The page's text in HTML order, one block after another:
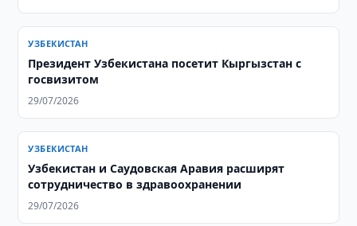
УЗБЕКИСТАН
Президент Узбекистана посетит Кыргызстан с
госвизитом
29/07/2026
УЗБЕКИСТАН
Узбекистан и Саудовская Аравия расширят
сотрудничество в здравоохранении
29/07/2026